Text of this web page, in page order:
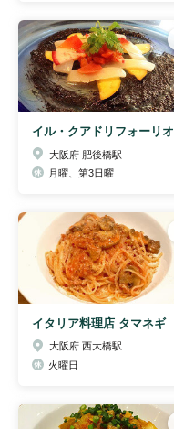
イル・クアドリフォーリオ
大阪府 肥後橋駅
月曜、第3日曜
イタリア料理店 タマネギ
大阪府 西大橋駅
火曜日